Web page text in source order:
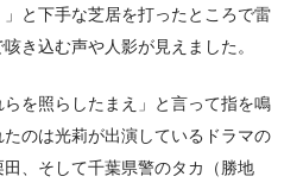
と下手な芝居を打ったところで雷
き込む声や人影が見えました。
を照らしたまえ」と言って指を鳴
のは光莉が出演しているドラマの
、そして千葉県警のタカ（勝地